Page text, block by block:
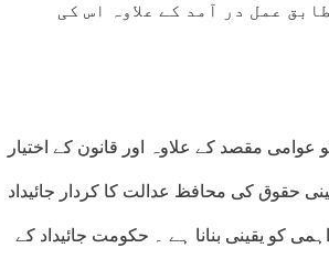
مطابق عمل در آمد کے علاوہ اس کی
مقصد کے علاوہ اور قانون کے اختیار
حقوق کی محافظ عدالت کا کردار جائیداد
کو یقینی بنانا ہے ۔ حکومت جائیداد کے